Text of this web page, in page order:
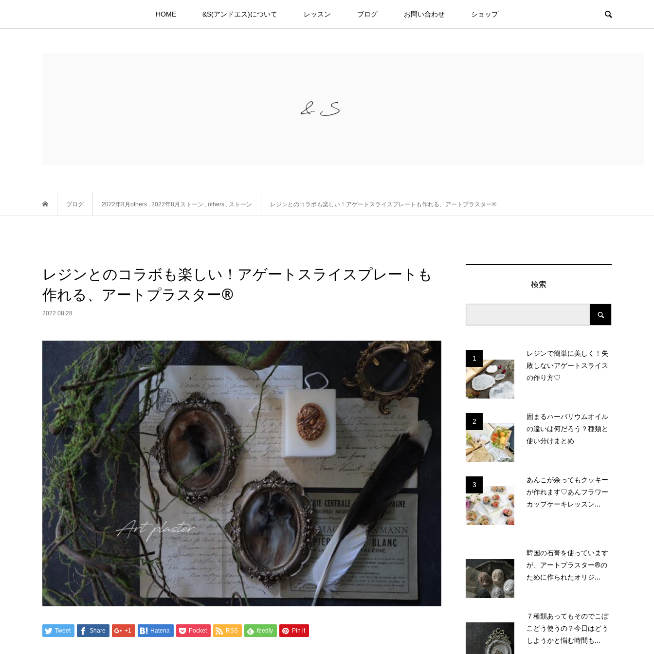
HOME &S(アンドエス)について レッスン ブログ お問い合わせ ショップ
ブログ 2022年8月others , 2022年8月ストーン , others , ストーン レジンとのコラボも楽しい！アゲートスライスプレートも作れる、アートプラスター®
レジンとのコラボも楽しい！アゲートスライスプレートも
作れる、アートプラスター®
2022.08.28
Tweet Share +1 Hatena Pocket RSS feedly Pin it
検索
1
レジンで簡単に美しく！失
敗しないアゲートスライス
の作り方♡
2
固まるハーバリウムオイル
の違いは何だろう？種類と
使い分けまとめ
3
あんこが余ってもクッキー
が作れます♡あんフラワー
カップケーキレッスン...
韓国の石膏を使っています
が、アートプラスター®の
ために作られたオリジ...
７種類あってもそのでこぼ
こどう使うの？今日はどう
しようかと悩む時間も...